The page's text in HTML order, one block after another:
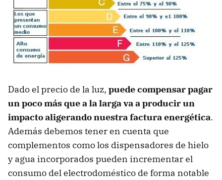
Dado el precio de la luz, puede compensar pagar
un poco más que a la larga va a producir un
impacto aligerando nuestra factura energética.
Además debemos tener en cuenta que
complementos como los dispensadores de hielo
y agua incorporados pueden incrementar el
consumo del electrodoméstico de forma notable